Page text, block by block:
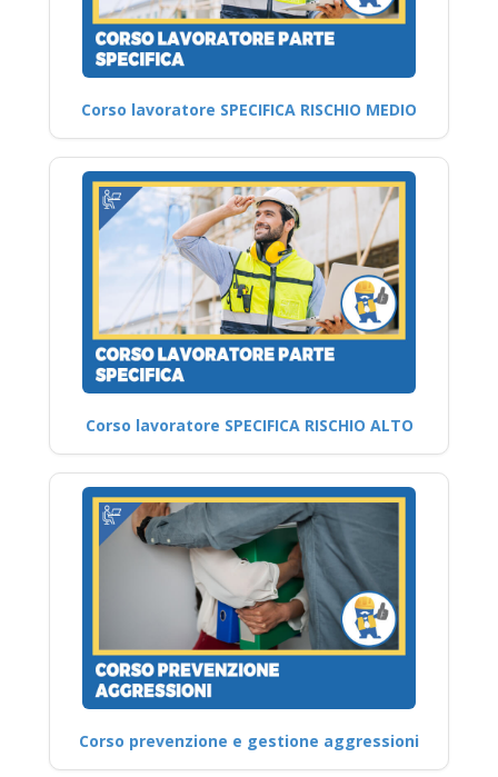
Corso lavoratore SPECIFICA RISCHIO MEDIO
Corso lavoratore SPECIFICA RISCHIO ALTO
Corso prevenzione e gestione aggressioni